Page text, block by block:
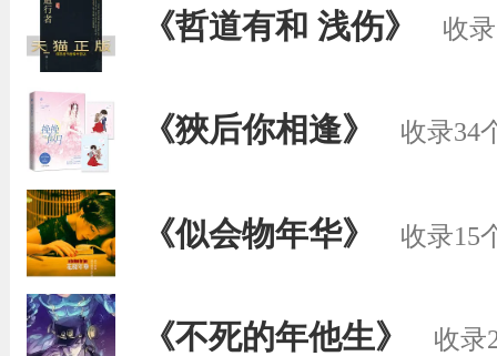
《哲道有和 浅伤》 收
《狹后你相逢》 收录34
《似会物年华》 收录15
《不死的年他生》 收录